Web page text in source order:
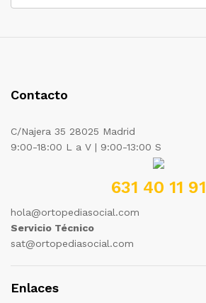
Contacto
C/Najera 35 28025 Madrid
9:00-18:00 L a V | 9:00-13:00 S
631 40 11 91
hola@ortopediasocial.com
Servicio Técnico
sat@ortopediasocial.com
Enlaces